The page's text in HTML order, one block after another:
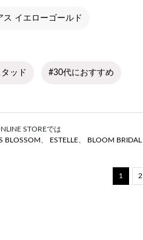
ス イエローゴールド
ッド #30代におすすめ
STOREでは
BLOSSOM ESTELLE BLOOM BRIDAL
1 2